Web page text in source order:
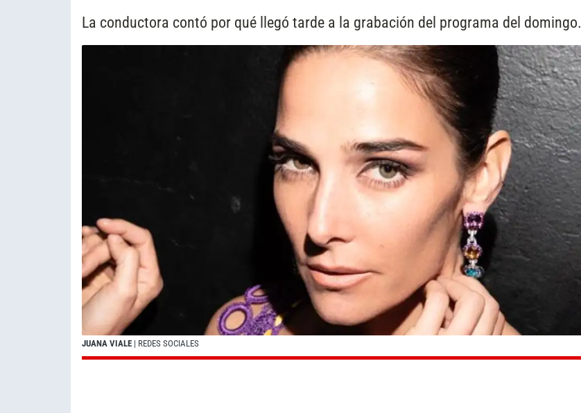
La conductora contó por qué llegó tarde a la grabación del programa del domingo.
JUANA VIALE | REDES SOCIALES